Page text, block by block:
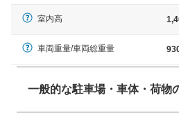
室内高
車両重量/車両総重量
一般的な駐車場・車体・荷物